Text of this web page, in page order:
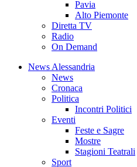
Pavia
Alto Piemonte
Diretta TV
Radio
On Demand
News Alessandria
News
Cronaca
Politica
Incontri Politici
Eventi
Feste e Sagre
Mostre
Stagioni Teatrali
Sport